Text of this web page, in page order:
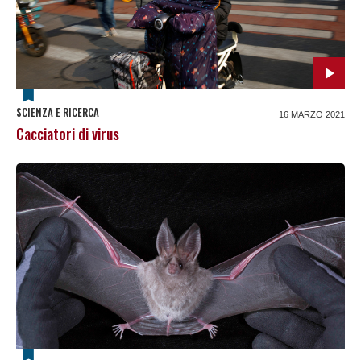
SCIENZA E RICERCA 16 MARZO 2021
Cacciatori di virus